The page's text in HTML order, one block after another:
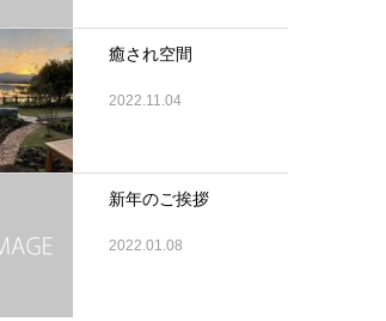
癒され空間
2022.11.04
新年のご挨拶
2022.01.08